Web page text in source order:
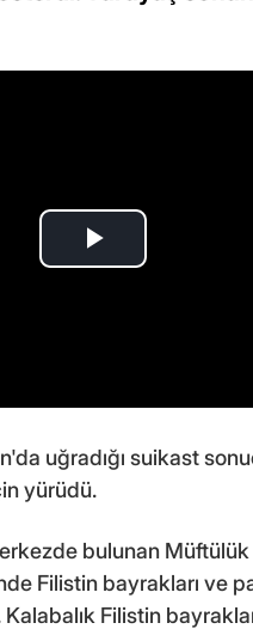
uğradığı suikast
yürüdü.
bulunan
Filistin bayrakları ve
Filistin